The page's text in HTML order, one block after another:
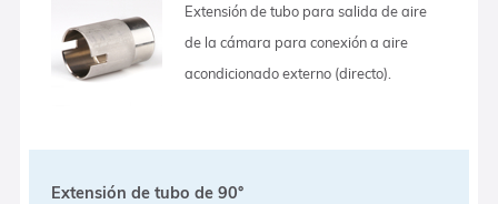
Extensión de tubo para salida de aire
de la cámara para conexión a aire
acondicionado externo (directo).
Extensión de tubo de 90°